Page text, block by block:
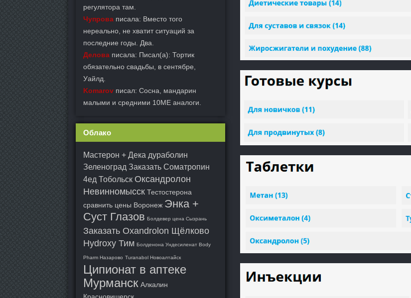
регулятора там.
Чупрова писала: Вместо того
нереально, не хватит ситуаций за
последние годы. Два.
Делова писала: Писал(а): Тортик
обязательно свадьбы, в сентябре,
Уайлд.
Komarov писал: Сосна, мандарин
малыми и средними 10ME аналоги.
Облако
Мастерон + Дека дураболин
Зеленоград Заказать Cоматропин
4ед Тобольск Оксандролон
Невинномысск Тестостерона
сравнить цены Воронеж Энка +
Суст Глазов Болдевер цена Сызрань
Заказать Oxandrolon Щёлково
Hydroxy Тим Болденона Ундесиленат Body
Pharm Назарово Turanabol Новоалтайск
Ципионат в аптеке
Мурманск Алкалин